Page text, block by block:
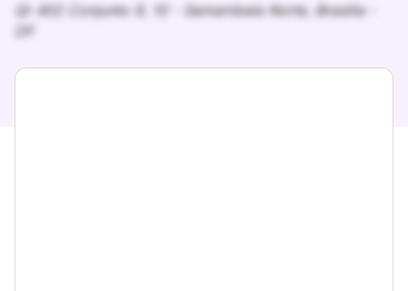
Qr 402 Conjunto 9, 10 - Samambaia Norte, Brasília -
DF